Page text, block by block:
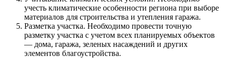
учесть климатические особенности региона при выборе
материалов для строительства и утепления гаража.
Разметка участка. Необходимо провести точную
разметку участка с учетом всех планируемых объектов
— дома, гаража, зеленых насаждений и других
элементов благоустройства.